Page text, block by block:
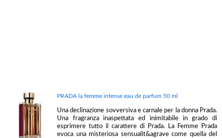
PRADA la femme intense eau de parfum 50 ml
Una declinazione sovversiva e carnale per la donna Prada.
Una fragranza inaspettata ed inimitabile in grado di
esprimere tutto il carattere di Prada. La Femme Prada
evoca una misteriosa sensualit&agrave come quella del